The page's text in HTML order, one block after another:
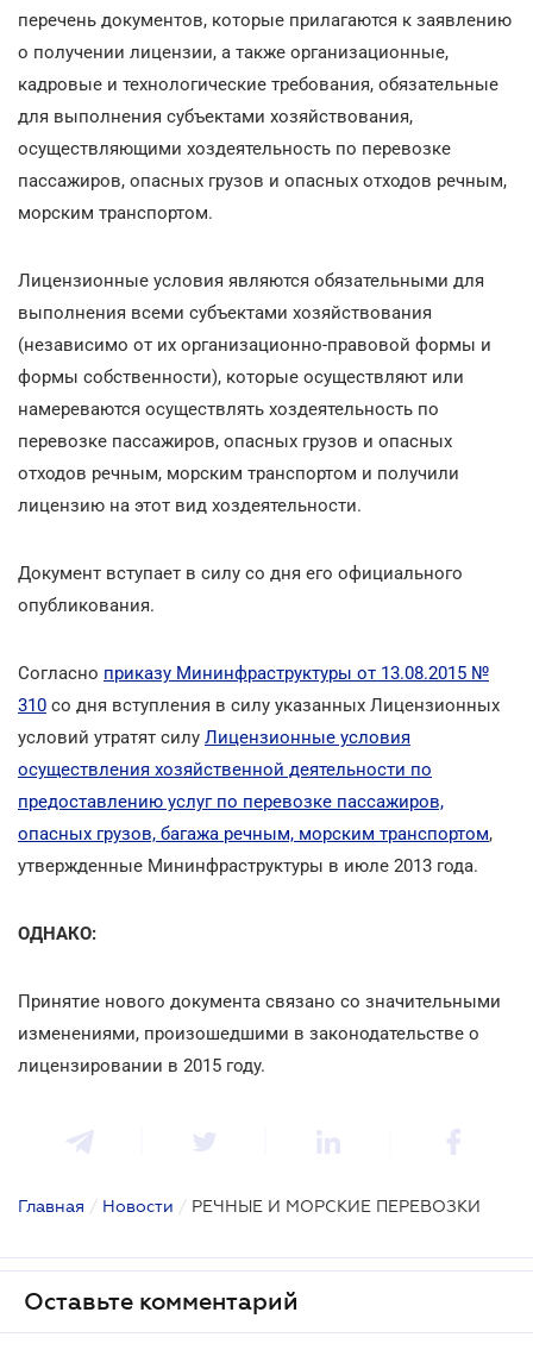
перечень документов, которые прилагаются к заявлению
о получении лицензии, а также организационные,
кадровые и технологические требования, обязательные
для выполнения субъектами хозяйствования,
осуществляющими хоздеятельность по перевозке
пассажиров, опасных грузов и опасных отходов речным,
морским транспортом.
Лицензионные условия являются обязательными для
выполнения всеми субъектами хозяйствования
(независимо от их организационно-правовой формы и
формы собственности), которые осуществляют или
намереваются осуществлять хоздеятельность по
перевозке пассажиров, опасных грузов и опасных
отходов речным, морским транспортом и получили
лицензию на этот вид хоздеятельности.
Документ вступает в силу со дня его официального
опубликования.
Согласно приказу Мининфраструктуры от 13.08.2015 №
310 со дня вступления в силу указанных Лицензионных
условий утратят силу Лицензионные условия
осуществления хозяйственной деятельности по
предоставлению услуг по перевозке пассажиров,
опасных грузов, багажа речным, морским транспортом,
утвержденные Мининфраструктуры в июле 2013 года.
ОДНАКО:
Принятие нового документа связано со значительными
изменениями, произошедшими в законодательстве о
лицензировании в 2015 году.
Главная / Новости / РЕЧНЫЕ И МОРСКИЕ ПЕРЕВОЗКИ
Оставьте комментарий